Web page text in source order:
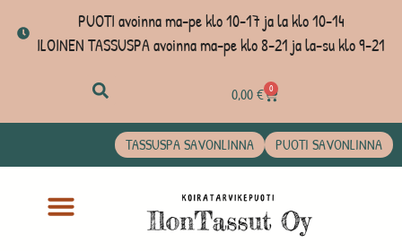
PUOTI avoinna ma-pe klo 10-17 ja la klo 10-14
ILOINEN TASSUSPA avoinna ma-pe klo 8-21 ja la-su klo 9-21
0,00€ 0
TASSUSPA SAVONLINNA PUOTI SAVONLINNA